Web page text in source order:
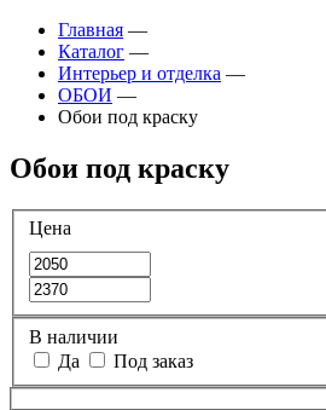
Главная —
Каталог —
Интерьер и отделка —
ОБОИ —
Обои под краску
Обои под краску
Цена
В наличии
Да
Под заказ